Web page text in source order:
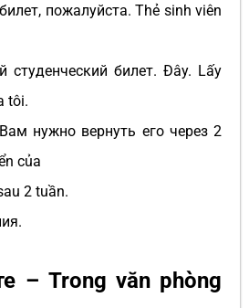
пожалуйста. Thẻ sinh viên
студенческий билет. Đây. Lấy
tôi.
нужно вернуть его через 2
của
2 tuần.
– Trong văn phòng